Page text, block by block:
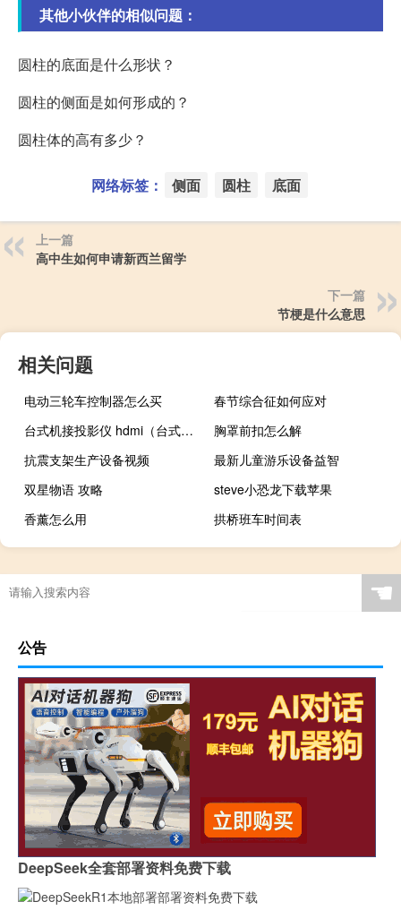
其他小伙伴的相似问题：
圆柱的底面是什么形状？
圆柱的侧面是如何形成的？
圆柱体的高有多少？
网络标签： 侧面 圆柱 底面
上一篇
高中生如何申请新西兰留学
下一篇
节梗是什么意思
相关问题
电动三轮车控制器怎么买
春节综合征如何应对
台式机接投影仪 hdmi（台式机接投影仪）
胸罩前扣怎么解
抗震支架生产设备视频
最新儿童游乐设备益智
双星物语 攻略
steve小恐龙下载苹果
香薰怎么用
拱桥班车时间表
☚
公告
DeepSeek全套部署资料免费下载